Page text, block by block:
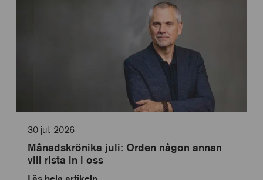
30 jul. 2026
Månadskrönika juli: Orden någon annan
vill rista in i oss